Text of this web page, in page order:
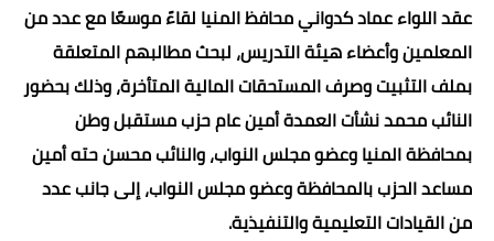
عقد اللواء عماد كدواني محافظ المنيا لقاءً موسعًا مع عدد من
المعلمين وأعضاء هيئة التدريس، لبحث مطالبهم المتعلقة
بملف التثبيت وصرف المستحقات المالية المتأخرة، وذلك بحضور
النائب محمد نشأت العمدة أمين عام حزب مستقبل وطن
بمحافظة المنيا وعضو مجلس النواب، والنائب محسن حته أمين
مساعد الحزب بالمحافظة وعضو مجلس النواب، إلى جانب عدد
من القيادات التعليمية والتنفيذية.